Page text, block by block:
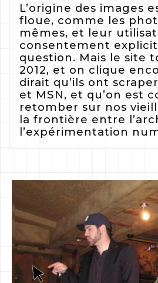
L’origine des images
floue, comme les
mêmes, et leur
consentement
question. Mais le site
2012, et on clique
dirait qu’ils ont
et MSN, et qu’on est
retomber sur nos
la frontière entre
l’expérimentation
quentinrenaux accueil
quentinrenaux mail
quentinrenaux insta